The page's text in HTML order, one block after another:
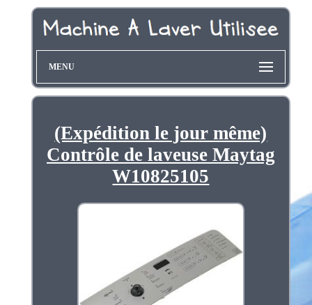
MENU
(Expédition le jour même)
Contrôle de laveuse Maytag
W10825105